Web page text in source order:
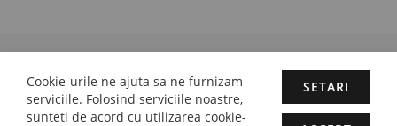
textele si continutul sunt proprietatea legala Fresco Expert srl.
Concept by M-Plays-2 | Site web dezvoltate cu pasiune deproactivit.ro
Cookie-urile ne ajuta sa ne furnizam
serviciile. Folosind serviciile noastre,
sunteti de acord cu utilizarea cookie-
SETARI